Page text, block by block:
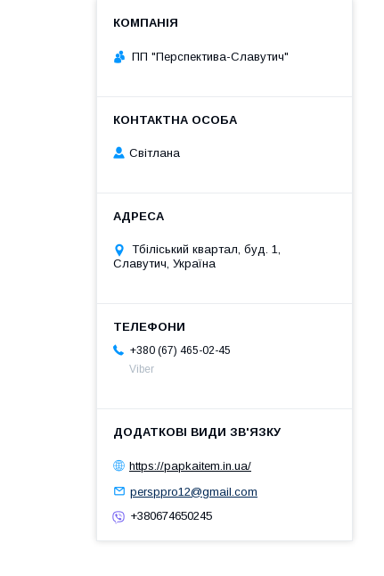
ПП "Перспектива-Славутич"
Світлана
Тбіліський квартал, буд. 1,
Славутич, Україна
+380 (67) 465-02-45
Viber
https://papkaitem.in.ua/
persppro12@gmail.com
+380674650245